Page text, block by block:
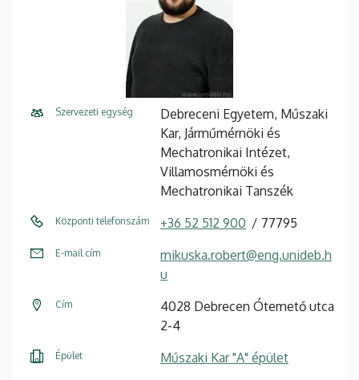
Szervezeti egység
Debreceni Egyetem, Műszaki
Kar, Járműmérnöki és
Mechatronikai Intézet,
Villamosmérnöki és
Mechatronikai Tanszék
Központi telefonszám +36 52 512 900 77795
E-mail cím
mikuska.robert@eng.unideb.h
u
Cím
4028 Debrecen Ótemető utca
2-4
Épület Műszaki Kar "A" épület